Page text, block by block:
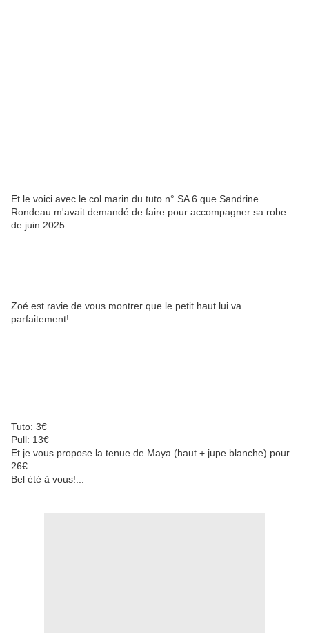
Et le voici avec le col marin du tuto n° SA 6 que Sandrine
Rondeau m'avait demandé de faire pour accompagner sa robe
de juin 2025...
Zoé est ravie de vous montrer que le petit haut lui va
parfaitement!
Tuto: 3€
Pull: 13€
Et je vous propose la tenue de Maya (haut + jupe blanche) pour
26€.
Bel été à vous!...